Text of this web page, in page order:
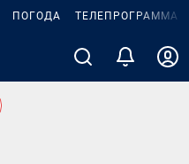
ПОГОДА ТЕЛЕПРОГРАММА